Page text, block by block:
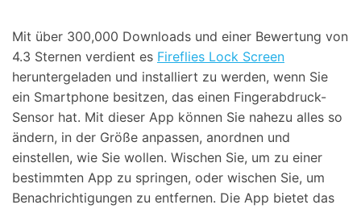
Mit über 300,000 Downloads und einer Bewertung von
4.3 Sternen verdient es Fireflies Lock Screen
heruntergeladen und installiert zu werden, wenn Sie
ein Smartphone besitzen, das einen Fingerabdruck-
Sensor hat. Mit dieser App können Sie nahezu alles so
ändern, in der Größe anpassen, anordnen und
einstellen, wie Sie wollen. Wischen Sie, um zu einer
bestimmten App zu springen, oder wischen Sie, um
Benachrichtigungen zu entfernen. Die App bietet das